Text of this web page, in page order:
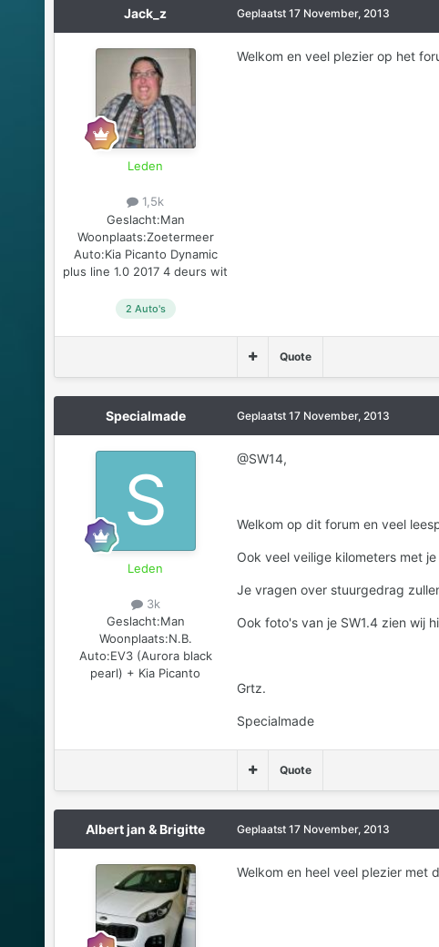
Jack_z
Leden
1,5k
Geslacht:Man
Woonplaats:Zoetermeer
Auto:Kia Picanto Dynamic
plus line 1.0 2017 4 deurs wit
2 Auto's
Geplaatst 17 November, 2013
Welkom en veel plezier op het
Quote
Specialmade
Leden
3k
Geslacht:Man
Woonplaats:N.B.
Auto:EV3 (Aurora black
pearl) + Kia Picanto
Geplaatst 17 November, 2013
@SW14,
Welkom op dit forum en veel
Ook veel veilige kilometers met je
Je vragen over stuurgedrag
Ook foto's van je SW1.4 zien wij
Grtz.
Specialmade
Quote
Albert jan & Brigitte Geplaatst 17 November, 2013
Welkom en heel veel plezier met